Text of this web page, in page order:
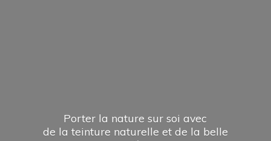
Porter la nature sur soi avec
de la teinture naturelle et de la belle